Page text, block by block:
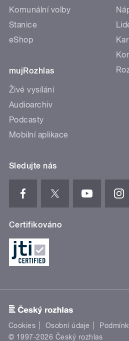
Komunální volby
Stanice
eShop
mujRozhlas
Živé vysílání
Audioarchiv
Podcasty
Mobilní aplikace
Sledujte nás
Certifikováno
Cookies Osobní údaje
© 1997-2026 Český rozhlas